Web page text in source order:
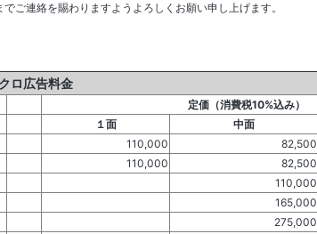
ご連絡を賜わりますようよろしくお願い申し上げます。
ロ広告料金
定価（消費税10%込み）
１面 中面
110,000 82,500
110,000 82,500
110,000
165,000
275,000